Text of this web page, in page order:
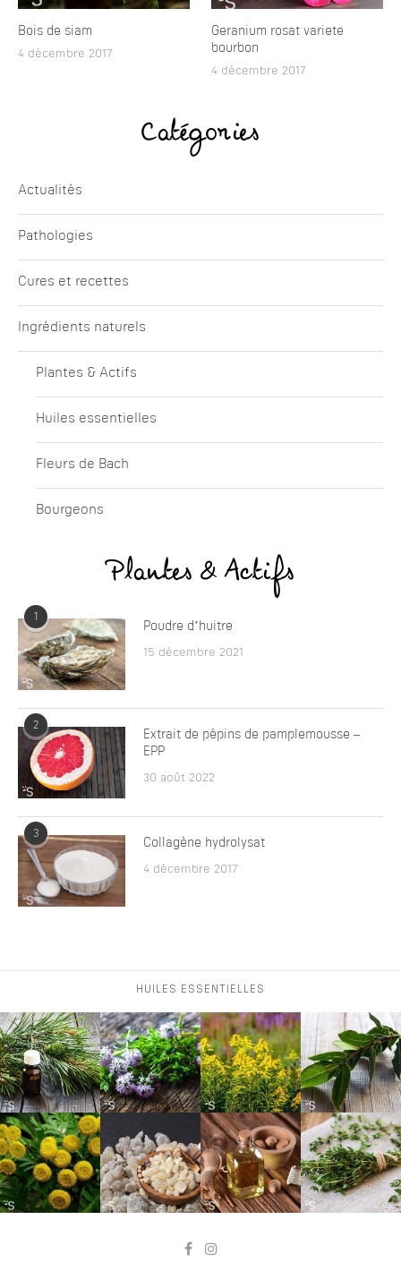
Bois de siam
4 décembre 2017
Geranium rosat variete
bourbon
4 décembre 2017
Catégories
Actualités
Pathologies
Cures et recettes
Ingrédients naturels
Plantes & Actifs
Huiles essentielles
Fleurs de Bach
Bourgeons
Plantes & Actifs
Poudre d’huitre
15 décembre 2021
2
Extrait de pépins de pamplemousse –
EPP
30 août 2022
3
Collagène hydrolysat
4 décembre 2017
HUILES ESSENTIELLES